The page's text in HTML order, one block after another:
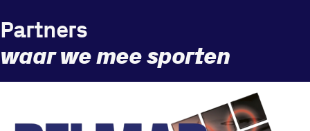
Partners
waar we mee sporten